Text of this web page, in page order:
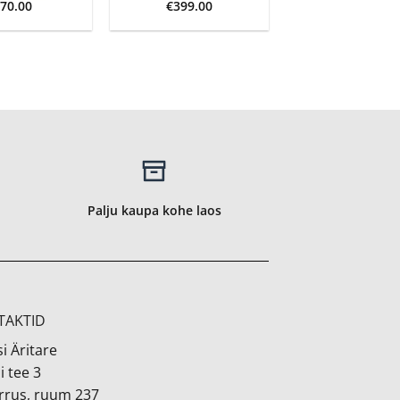
70.00 €399.00
Palju kaupa kohe laos
Äritare
tee 3
ruum 237